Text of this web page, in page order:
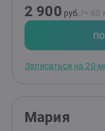
семейных связей. ✔
достижения целей,
Как мы начнём
ознакомительной
как я могу быть
опираясь на ваши
2 900 руб. /≈ 60
Записаться на 20-
Мария